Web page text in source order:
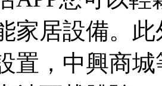
家居設備。
置，中興商